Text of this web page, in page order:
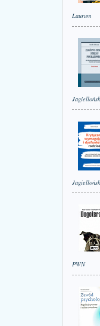
Laurum
PWN